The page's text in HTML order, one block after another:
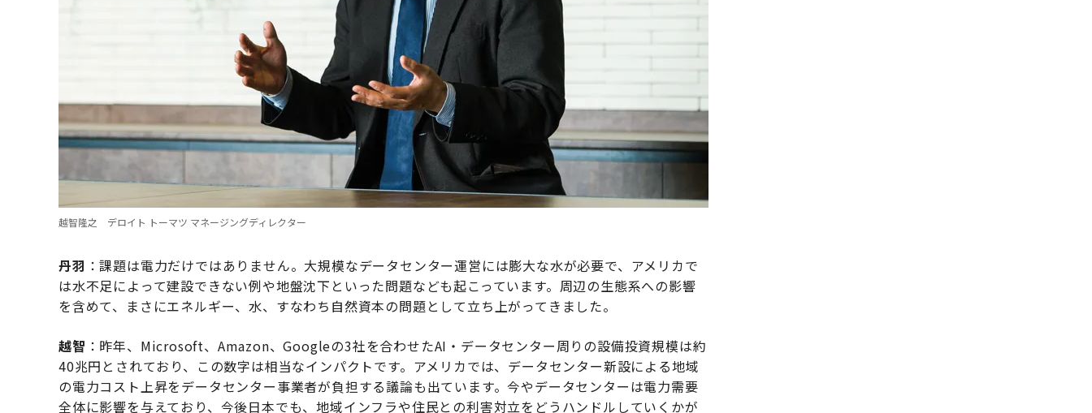
越智隆之 デロイト トーマツ マネージングディレクター
丹羽 ：課題は電力だけではありません。大規模なデータセンター運営には膨大な水が必要で、アメリカで
は水不足によって建設できない例や地盤沈下といった問題なども起こっています。周辺の生態系への影響
を含めて、まさにエネルギー、水、すなわち自然資本の問題として立ち上がってきました。
越智 ：昨年、Microsoft、Amazon、Googleの3社を合わせたAI・データセンター周りの設備投資規模は約
40兆円とされており、この数字は相当なインパクトです。アメリカでは、データセンター新設による地域
の電力コスト上昇をデータセンター事業者が負担する議論も出ています。今やデータセンターは電力需要
全体に影響を与えており、今後日本でも、地域インフラや住民との利害対立をどうハンドルしていくかが